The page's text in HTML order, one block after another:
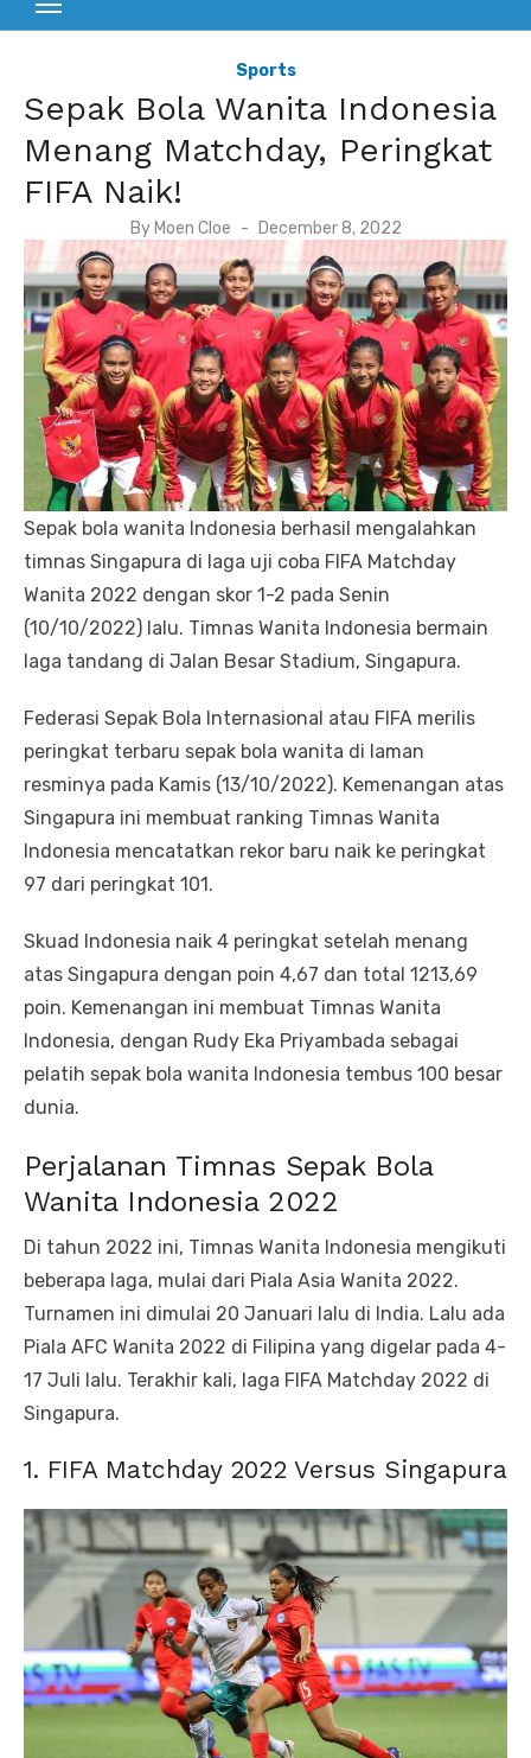
Sports
Sepak Bola Wanita Indonesia
Menang Matchday, Peringkat
FIFA Naik!
By Moen Cloe
P
s
t
e
d
o
n
December 8, 2022
Sepak bola wanita Indonesia berhasil mengalahkan
timnas Singapura di laga uji coba FIFA Matchday
Wanita 2022 dengan skor 1-2 pada Senin
(10/10/2022) lalu. Timnas Wanita Indonesia bermain
laga tandang di Jalan Besar Stadium, Singapura.
Federasi Sepak Bola Internasional atau FIFA merilis
peringkat terbaru sepak bola wanita di laman
resminya pada Kamis (13/10/2022). Kemenangan atas
Singapura ini membuat ranking Timnas Wanita
Indonesia mencatatkan rekor baru naik ke peringkat
97 dari peringkat 101.
Skuad Indonesia naik 4 peringkat setelah menang
atas Singapura dengan poin 4,67 dan total 1213,69
poin. Kemenangan ini membuat Timnas Wanita
Indonesia, dengan Rudy Eka Priyambada sebagai
pelatih sepak bola wanita Indonesia tembus 100 besar
dunia.
Perjalanan Timnas Sepak Bola
Wanita Indonesia 2022
Di tahun 2022 ini, Timnas Wanita Indonesia mengikuti
beberapa laga, mulai dari Piala Asia Wanita 2022.
Turnamen ini dimulai 20 Januari lalu di India. Lalu ada
Piala AFC Wanita 2022 di Filipina yang digelar pada 4-
17 Juli lalu. Terakhir kali, laga FIFA Matchday 2022 di
Singapura.
1. FIFA Matchday 2022 Versus Singapura